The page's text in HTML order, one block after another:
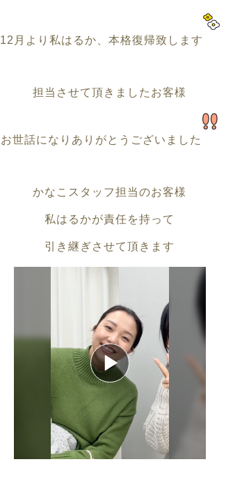
12月より私はるか、本格復帰致します
担当させて頂きましたお客様
お世話になりありがとうございました
かなこスタッフ担当のお客様
私はるかが責任を持って
引き継ぎさせて頂きます